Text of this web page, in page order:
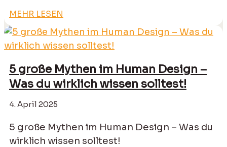
MEHR LESEN
5 große Mythen im Human Design –
Was du wirklich wissen solltest!
4. April 2025
5 große Mythen im Human Design – Was du
wirklich wissen solltest!